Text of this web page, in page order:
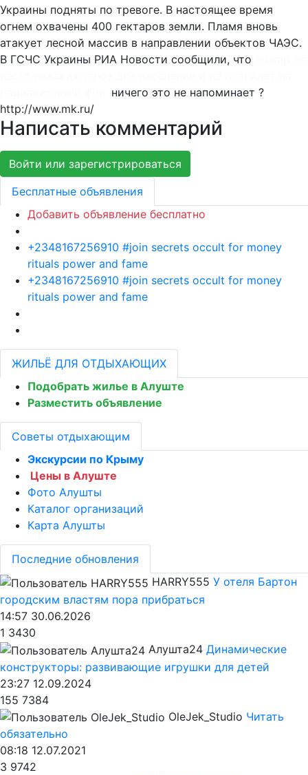
Украины подняты по тревоге. В настоящее время
огнем охвачены 400 гектаров земли. Пламя вновь
атакует лесной массив в направлении объектов ЧАЭС.
В ГСЧС Украины РИА Новости сообщили, что
ничего это не напоминает ?
http://www.mk.ru/
Написать комментарий
Войти или зарегистрироваться
Бесплатные объявления
Добавить объявление бесплатно
+2348167256910 #join secrets occult for money
rituals power and fame
+2348167256910 #join secrets occult for money
rituals power and fame
ЖИЛЬЁ ДЛЯ ОТДЫХАЮЩИХ
Подобрать жилье в Алуште
Разместить объявление
Советы отдыхающим
Экскурсии по Крыму
Цены в Алуште
Фото Алушты
Каталог организаций
Карта Алушты
Последние обновления
HARRY555 У отеля Бартон
городским властям пора прибраться
14:57 30.06.2026
1 3430
Алушта24 Динамические
конструкторы: развивающие игрушки для детей
23:27 12.09.2024
155 7384
OleJek_Studio Читать
обязательно
08:18 12.07.2021
3 9742